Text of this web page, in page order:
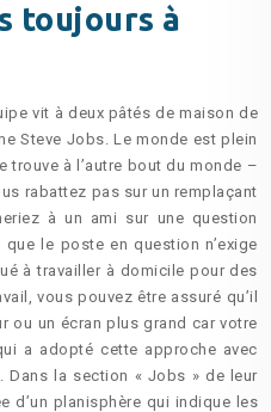
toujours à
vit à deux pâtés de maison de
Steve Jobs. Le monde est plein
trouve à l’autre bout du monde –
rabattez pas sur un remplaçant
à un ami sur une question
le poste en question n’exige
à travailler à domicile pour des
vous pouvez être assuré qu’il
ou un écran plus grand car votre
a adopté cette approche avec
Dans la section « Jobs » de leur
d’un planisphère qui indique les